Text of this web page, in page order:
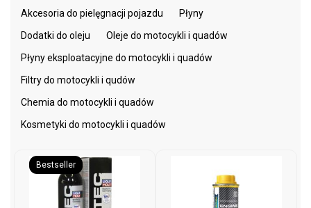
Akcesoria do pielęgnacji pojazdu
Płyny
Dodatki do oleju
Oleje do motocykli i quadów
Płyny eksploatacyjne do motocykli i quadów
Filtry do motocykli i qudów
Chemia do motocykli i quadów
Kosmetyki do motocykli i quadów
Bestseller